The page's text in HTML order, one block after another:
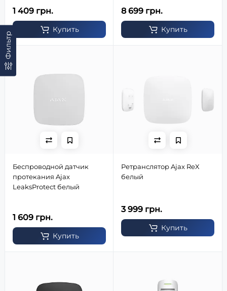
Фильтр
1 409 грн.
Купить
8 699 грн.
Купить
Беспроводной датчик
протекания Ajax
LeaksProtect белый
1 609 грн.
Купить
Ретранслятор Ajax ReX
белый
3 999 грн.
Купить